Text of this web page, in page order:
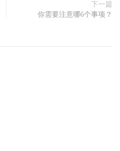
下一篇
你需要注意哪6个事项？